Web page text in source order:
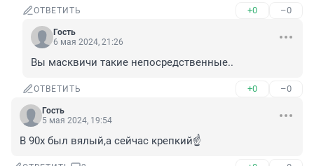
ОТВЕТИТЬ +0 –0
Гость
6 мая 2024, 21:26
Вы масквичи такие непосредственные..
ОТВЕТИТЬ +0 –0
Гость
5 мая 2024, 19:54
В 90х был вялый,а сейчас крепкий☝️